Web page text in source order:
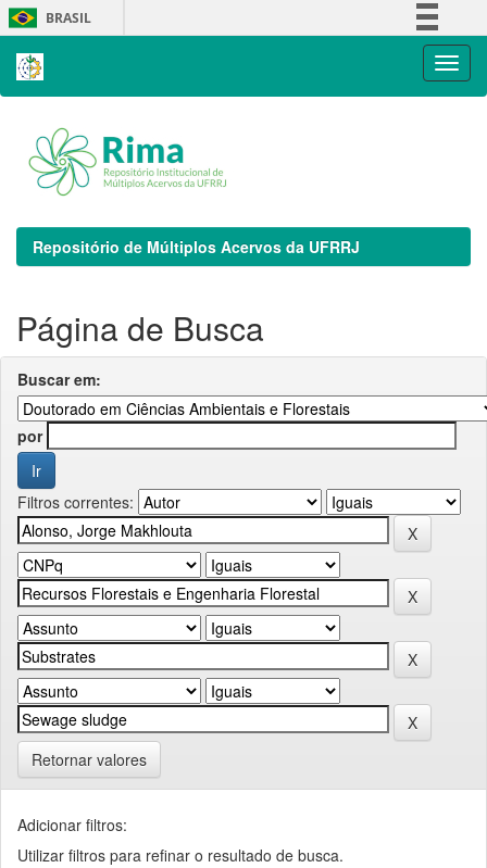
Skip
navigation
BRASIL
Repositório de Múltiplos Acervos da UFRRJ
Página de Busca
Buscar em:
por
Filtros correntes:
Retornar valores
Adicionar filtros:
Utilizar filtros para refinar o resultado de busca.